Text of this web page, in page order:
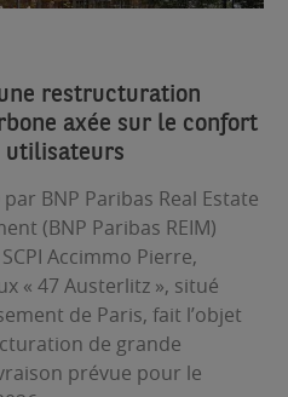
restructuration
axée sur le confort
utilisateurs
BNP Paribas Real Estate
(BNP Paribas REIM)
Accimmo Pierre,
« 47 Austerlitz », situé
de Paris, fait l’objet
de grande
prévue pour le